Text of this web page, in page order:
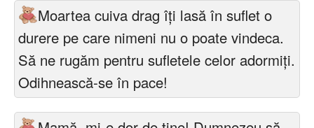
Felicitari muzicale
Felicitari muzicale personalizate
Felicitari animate
Moartea cuiva drag îți lasă în suflet o
durere pe care nimeni nu o poate vindeca.
Să ne rugăm pentru sufletele celor adormiți.
Odihnească-se în pace!